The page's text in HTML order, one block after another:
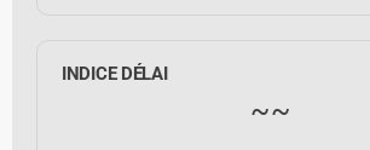
INDICE DÉLAI
~~